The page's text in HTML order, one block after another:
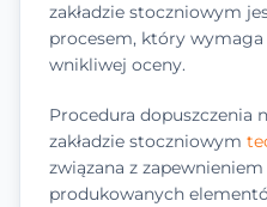
zakładzie stoczniowym
procesem, który
wnikliwej oceny.
Procedura dopuszczenia
zakładzie stoczniowym
związana z
produkowanych